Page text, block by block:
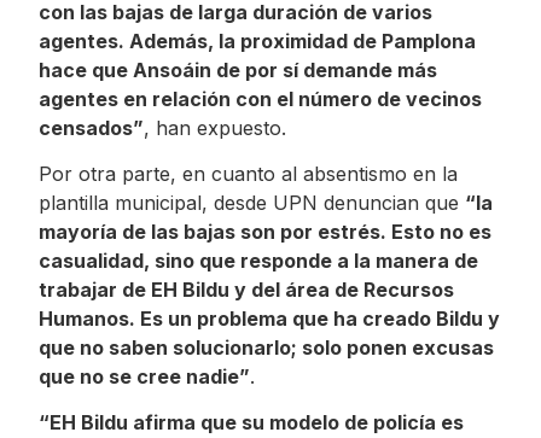
con las bajas de larga duración de varios
agentes. Además, la proximidad de Pamplona
hace que Ansoáin de por sí demande más
agentes en relación con el número de vecinos
censados”, han expuesto.
Por otra parte, en cuanto al absentismo en la
plantilla municipal, desde UPN denuncian que “la
mayoría de las bajas son por estrés. Esto no es
casualidad, sino que responde a la manera de
trabajar de EH Bildu y del área de Recursos
Humanos. Es un problema que ha creado Bildu y
que no saben solucionarlo; solo ponen excusas
que no se cree nadie”.
“EH Bildu afirma que su modelo de policía es